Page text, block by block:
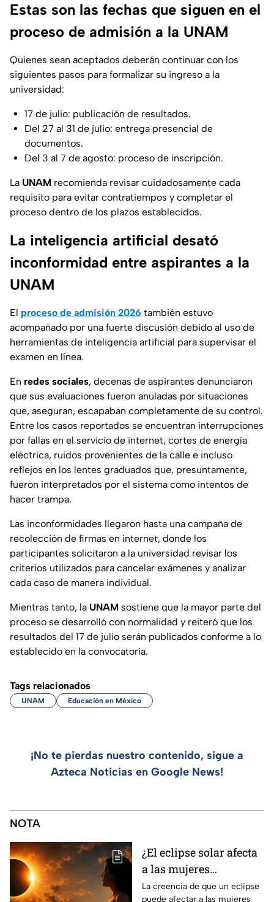
Estas son las fechas que siguen en el
proceso de admisión a la UNAM
Quienes sean aceptados deberán continuar con los
siguientes pasos para formalizar su ingreso a la
universidad:
17 de julio: publicación de resultados.
Del 27 al 31 de julio: entrega presencial de
documentos.
Del 3 al 7 de agosto: proceso de inscripción.
La UNAM recomienda revisar cuidadosamente cada
requisito para evitar contratiempos y completar el
proceso dentro de los plazos establecidos.
La inteligencia artificial desató
inconformidad entre aspirantes a la
UNAM
El proceso de admisión 2026 también estuvo
acompañado por una fuerte discusión debido al uso de
herramientas de inteligencia artificial para supervisar el
examen en línea.
En redes sociales, decenas de aspirantes denunciaron
que sus evaluaciones fueron anuladas por situaciones
que, aseguran, escapaban completamente de su control.
Entre los casos reportados se encuentran interrupciones
por fallas en el servicio de internet, cortes de energía
eléctrica, ruidos provenientes de la calle e incluso
reflejos en los lentes graduados que, presuntamente,
fueron interpretados por el sistema como intentos de
hacer trampa.
Las inconformidades llegaron hasta una campaña de
recolección de firmas en internet, donde los
participantes solicitaron a la universidad revisar los
criterios utilizados para cancelar exámenes y analizar
cada caso de manera individual.
Mientras tanto, la UNAM sostiene que la mayor parte del
proceso se desarrolló con normalidad y reiteró que los
resultados del 17 de julio serán publicados conforme a lo
establecido en la convocatoria.
Tags relacionados
UNAM Educación en México
¡No te pierdas nuestro contenido, sigue a
Azteca Noticias en Google News!
NOTA
¿El eclipse solar afecta
a las mujeres
embarazadas? El
La creencia de que un eclipse
puede afectar a las mujeres